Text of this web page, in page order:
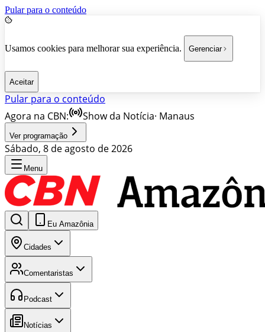
Pular para o conteúdo
Usamos cookies para melhorar sua experiência. Gerenciar
Aceitar
Pular para o conteúdo
Agora na CBN:
Show da Notícia· Manaus
Ver programação
Sábado, 8 de agosto de 2026
Menu
Eu Amazônia
Cidades
Comentaristas
Podcast
Notícias